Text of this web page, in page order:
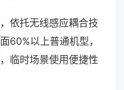
依托无线感应耦合技
60%以上普通机型，
临时场景使用便捷性